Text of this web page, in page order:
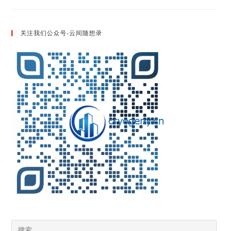
关注我们公众号-云间随想录